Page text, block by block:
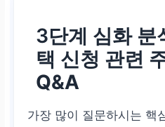
3단계 심화 분
택 신청 관련
Q&A
가장 많이 질문하시는 핵